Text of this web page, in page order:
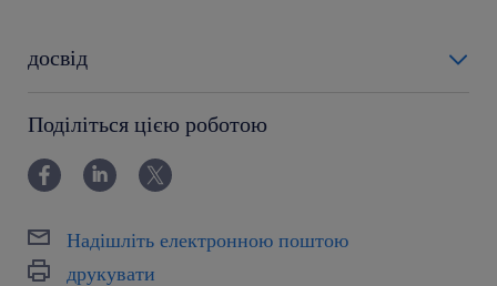
досвід
Поділіться цією роботою
Надішліть електронною поштою
друкувати